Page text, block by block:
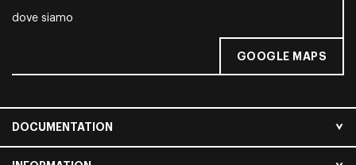
dove siamo
GOOGLE MAPS
DOCUMENTATION